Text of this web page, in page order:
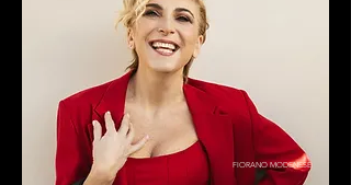
FIORANO MODENESE